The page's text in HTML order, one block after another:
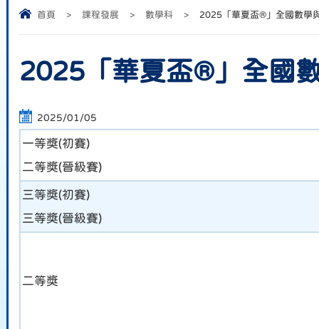
首頁 > 課程發展 > 數學科 > 2025「華夏盃®」全國數學
2025「華夏盃®」全國
2025/01/05
一等獎(初賽)
二等獎(晉級賽)
三等獎(初賽)
三等獎(晉級賽)
二等獎